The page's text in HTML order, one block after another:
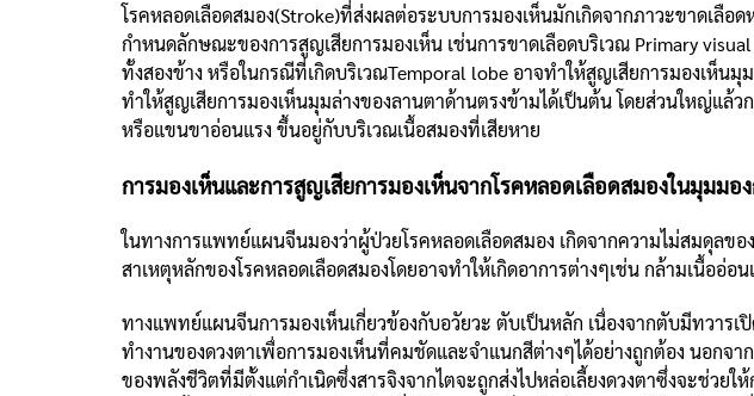
โรคหลอดเลือดสมอง(Stroke)ที่ส่งผลต่อระบบการมองเห็นมักเกิดจากภาวะขาดเลื
กำหนดลักษณะของการสูญเสียการมองเห็น เช่นการขาดเลือดบริเวณ Primary
ทั้งสองข้าง หรือในกรณีที่เกิดบริเวณTemporal lobe อาจทำให้สูญเสียการมองเห็
ทำให้สูญเสียการมองเห็นมุมล่างของลานตาด้านตรงข้ามได้เป็นต้น โดยส่วนใหญ่แล้
หรือแขนขาอ่อนแรง ขึ้นอยู่กับบริเวณเนื้อสมองที่เสียหาย
การมองเห็นและการสูญเสียการมองเห็นจากโรคหลอดเลือดสมองในมุมม
ในทางการแพทย์แผนจีนมองว่าผู้ป่วยโรคหลอดเลือดสมอง เกิดจากความไม่สมดุลข
สาเหตุหลักของโรคหลอดเลือดสมองโดยอาจทำให้เกิดอาการต่างๆเช่น กล้ามเนื้ออ่
ทางแพทย์แผนจีนการมองเห็นเกี่ยวข้องกับอวัยวะ ตับเป็นหลัก เนื่องจากตับมีทวารเ
ทำงานของดวงตาเพื่อการมองเห็นที่คมชัดและจำแนกสีต่างๆได้อย่างถูกต้อง นอกจ
ของพลังชีวิตที่มีตั้งแต่กำเนิดซึ่งสารจิงจากไตจะถูกส่งไปหล่อเลี้ยงดวงตาซึ่งจะช่วย